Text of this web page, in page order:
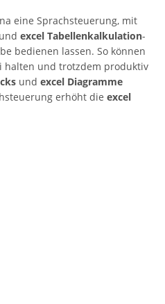
eine Sprachsteuerung, mit
und excel Tabellenkalkulation-
bedienen lassen. So können
halten und trotzdem produktiv
und excel Diagramme
erhöht die excel